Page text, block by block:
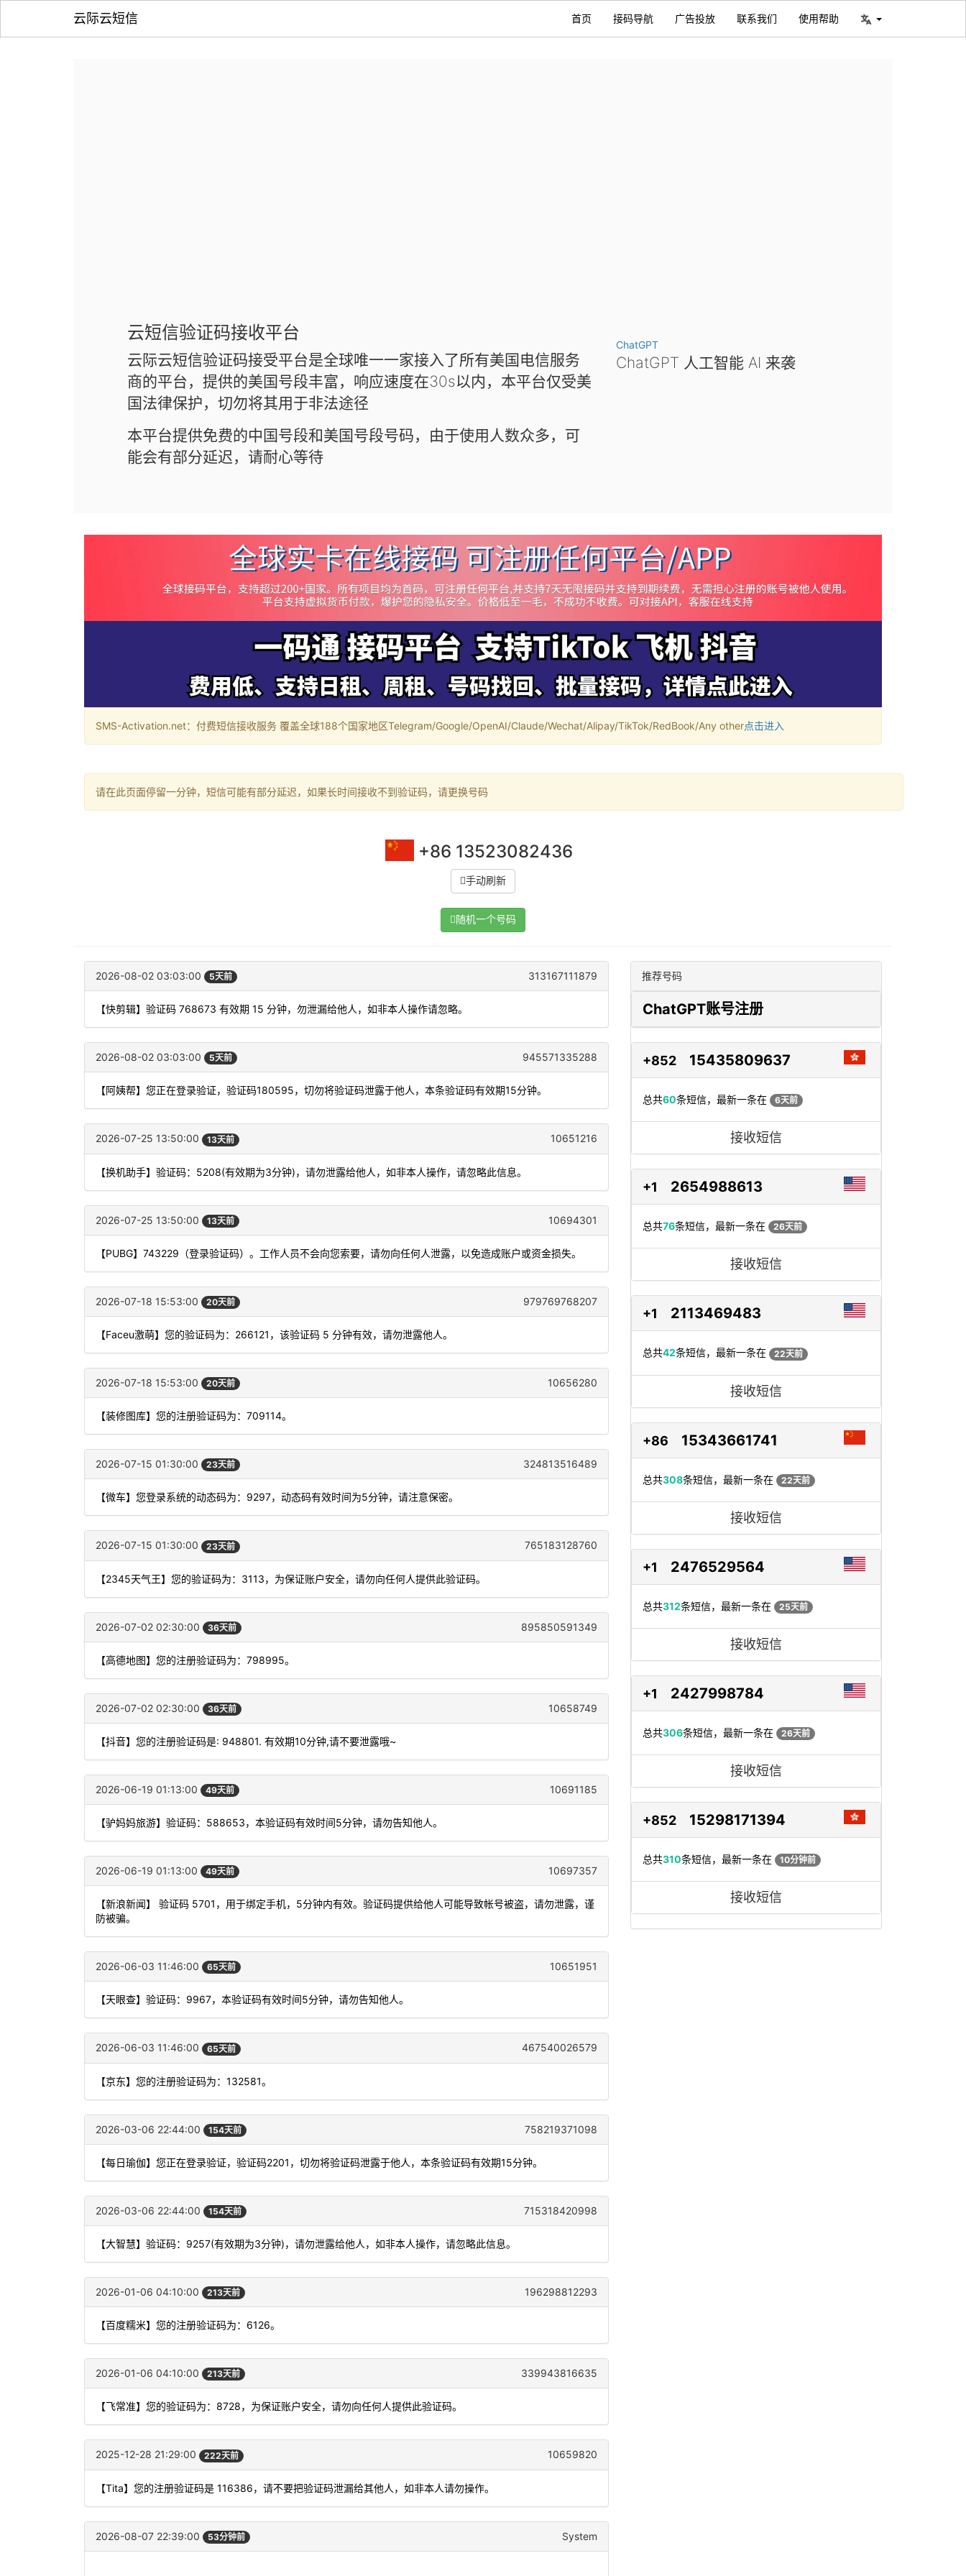
云际云短信 首页 接码导航 广告投放 联系我们 使用帮助
云短信验证码接收平台
云际云短信验证码接受平台是全球唯一一家接入了所有美国电信服务
商的平台，提供的美国号段丰富，响应速度在30s以内，本平台仅受美
国法律保护，切勿将其用于非法途径
本平台提供免费的中国号段和美国号段号码，由于使用人数众多，可
能会有部分延迟，请耐心等待
ChatGPT
ChatGPT 人工智能 AI 来袭
SMS-Activation.net：付费短信接收服务 覆盖全球188个国家地区Telegram/Google/OpenAI/Claude/Wechat/Alipay/TikTok/RedBook/Any other点击进入
请在此页面停留一分钟，短信可能有部分延迟，如果长时间接收不到验证码，请更换号码
+86 13523082436
手动刷新
随机一个号码
2026-08-02 03:03:00 5天前 313167111879
【快剪辑】验证码 768673 有效期 15 分钟，勿泄漏给他人，如非本人操作请忽略。
2026-08-02 03:03:00 5天前 945571335288
【阿姨帮】您正在登录验证，验证码180595，切勿将验证码泄露于他人，本条验证码有效期15分钟。
2026-07-25 13:50:00 13天前 10651216
【换机助手】验证码：5208(有效期为3分钟)，请勿泄露给他人，如非本人操作，请忽略此信息。
2026-07-25 13:50:00 13天前 10694301
【PUBG】743229（登录验证码）。工作人员不会向您索要，请勿向任何人泄露，以免造成账户或资金损失。
2026-07-18 15:53:00 20天前 979769768207
【Faceu激萌】您的验证码为：266121，该验证码 5 分钟有效，请勿泄露他人。
2026-07-18 15:53:00 20天前 10656280
【装修图库】您的注册验证码为：709114。
2026-07-15 01:30:00 23天前 324813516489
【微车】您登录系统的动态码为：9297，动态码有效时间为5分钟，请注意保密。
2026-07-15 01:30:00 23天前 765183128760
【2345天气王】您的验证码为：3113，为保证账户安全，请勿向任何人提供此验证码。
2026-07-02 02:30:00 36天前 895850591349
【高德地图】您的注册验证码为：798995。
2026-07-02 02:30:00 36天前 10658749
【抖音】您的注册验证码是: 948801. 有效期10分钟,请不要泄露哦~
2026-06-19 01:13:00 49天前 10691185
【驴妈妈旅游】验证码：588653，本验证码有效时间5分钟，请勿告知他人。
2026-06-19 01:13:00 49天前 10697357
【新浪新闻】 验证码 5701，用于绑定手机，5分钟内有效。验证码提供给他人可能导致帐号被盗，请勿泄露，谨
防被骗。
2026-06-03 11:46:00 65天前 10651951
【天眼查】验证码：9967，本验证码有效时间5分钟，请勿告知他人。
2026-06-03 11:46:00 65天前 467540026579
【京东】您的注册验证码为：132581。
2026-03-06 22:44:00 154天前 758219371098
【每日瑜伽】您正在登录验证，验证码2201，切勿将验证码泄露于他人，本条验证码有效期15分钟。
2026-03-06 22:44:00 154天前 715318420998
【大智慧】验证码：9257(有效期为3分钟)，请勿泄露给他人，如非本人操作，请忽略此信息。
2026-01-06 04:10:00 213天前 196298812293
【百度糯米】您的注册验证码为：6126。
2026-01-06 04:10:00 213天前 339943816635
【飞常准】您的验证码为：8728，为保证账户安全，请勿向任何人提供此验证码。
2025-12-28 21:29:00 222天前 10659820
【Tita】您的注册验证码是 116386，请不要把验证码泄漏给其他人，如非本人请勿操作。
2026-08-07 22:39:00 53分钟前 System
推荐号码
ChatGPT账号注册
+852 15435809637
总共60条短信，最新一条在 6天前
接收短信
+1 2654988613
总共76条短信，最新一条在 26天前
接收短信
+1 2113469483
总共42条短信，最新一条在 22天前
接收短信
+86 15343661741
总共308条短信，最新一条在 22天前
接收短信
+1 2476529564
总共312条短信，最新一条在 25天前
接收短信
+1 2427998784
总共306条短信，最新一条在 26天前
接收短信
+852 15298171394
总共310条短信，最新一条在 10分钟前
接收短信